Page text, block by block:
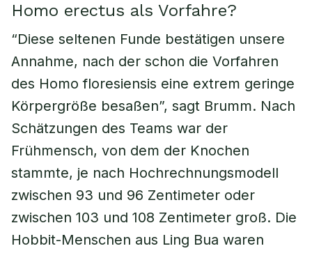
Homo erectus als Vorfahre?
“Diese seltenen Funde bestätigen unsere
Annahme, nach der schon die Vorfahren
des Homo floresiensis eine extrem geringe
Körpergröße besaßen”, sagt Brumm. Nach
Schätzungen des Teams war der
Frühmensch, von dem der Knochen
stammte, je nach Hochrechnungsmodell
zwischen 93 und 96 Zentimeter oder
zwischen 103 und 108 Zentimeter groß. Die
Hobbit-Menschen aus Ling Bua waren